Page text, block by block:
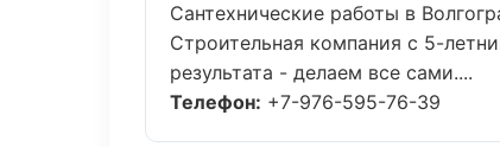
Сантехнические работы в
Строительная компания с 5-
результата - делаем все сами....
Телефон: +7-976-595-76-39